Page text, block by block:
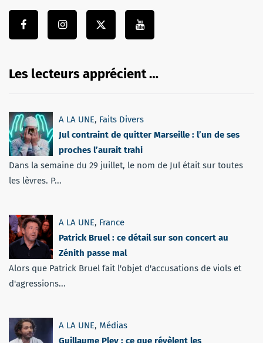
Les lecteurs apprécient …
A LA UNE, Faits Divers
Jul contraint de quitter Marseille : l’un de ses
proches l’aurait trahi
Dans la semaine du 29 juillet, le nom de Jul était sur toutes
les lèvres. P...
A LA UNE, France
Patrick Bruel : ce détail sur son concert au
Zénith passe mal
Alors que Patrick Bruel fait l'objet d'accusations de viols et
d'agressions...
A LA UNE, Médias
Guillaume Pley : ce que révèlent les